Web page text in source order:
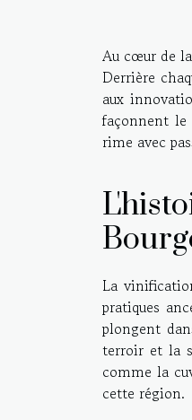
Au cœur de
Derrière
aux
façonnent le
rime avec
La
pratiques
plongent
terroir et la
comme la
cette région.